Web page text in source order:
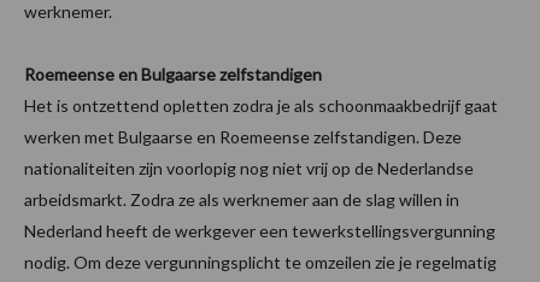
werknemer.
Roemeense en Bulgaarse zelfstandigen
Het is ontzettend opletten zodra je als schoonmaakbedrijf gaat
werken met Bulgaarse en Roemeense zelfstandigen. Deze
nationaliteiten zijn voorlopig nog niet vrij op de Nederlandse
arbeidsmarkt. Zodra ze als werknemer aan de slag willen in
Nederland heeft de werkgever een tewerkstellingsvergunning
nodig. Om deze vergunningsplicht te omzeilen zie je regelmatig